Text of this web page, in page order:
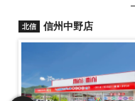
北信 信州中野店